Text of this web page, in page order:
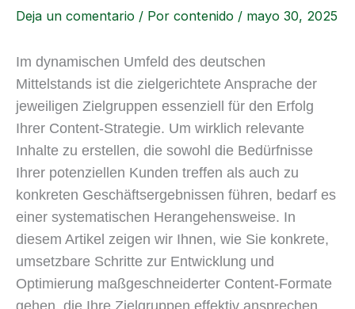
Deja un comentario / Por contenido / mayo 30, 2025
Im dynamischen Umfeld des deutschen
Mittelstands ist die zielgerichtete Ansprache der
jeweiligen Zielgruppen essenziell für den Erfolg
Ihrer Content-Strategie. Um wirklich relevante
Inhalte zu erstellen, die sowohl die Bedürfnisse
Ihrer potenziellen Kunden treffen als auch zu
konkreten Geschäftsergebnissen führen, bedarf es
einer systematischen Herangehensweise. In
diesem Artikel zeigen wir Ihnen, wie Sie konkrete,
umsetzbare Schritte zur Entwicklung und
Optimierung maßgeschneiderter Content-Formate